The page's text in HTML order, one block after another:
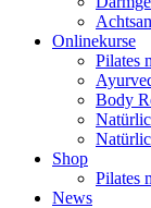
Onlinekurse
Pilates
Body
Shop
Pilates
News